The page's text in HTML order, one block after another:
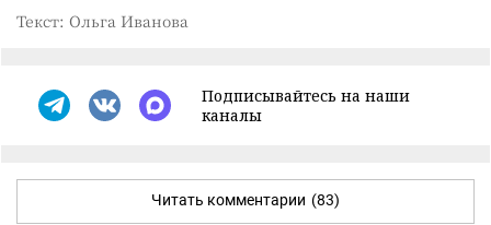
Текст: Ольга Иванова
Подписывайтесь на наши
каналы
Читать комментарии (83)